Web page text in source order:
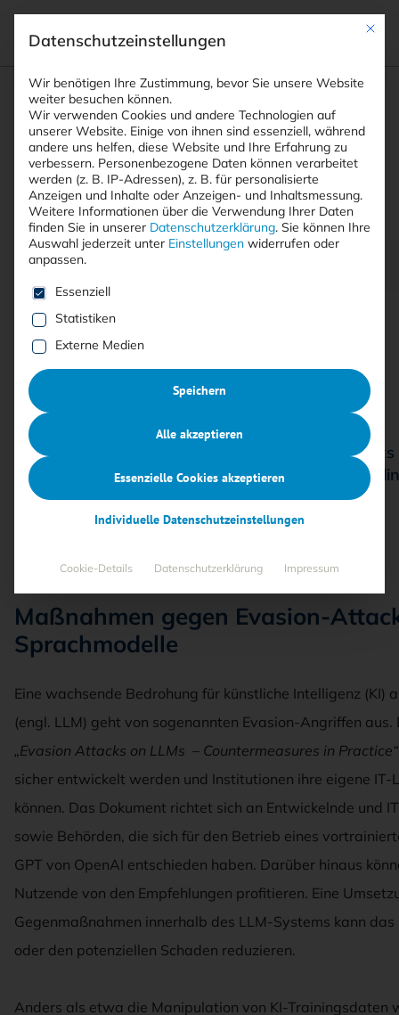
Suchfeld
Suchen
Breadcrumb-Navigation
STARTSEITE
PRINTAUSGABEN
TITELTHEMA: SECURITY-SCHULUNGEN – WIE …
KURZ NOTIERT
Inhaltsverzeichnis
Mit <kes>+ lesen
kurz notiert
Das BSI warnt vor zunehmenden Evasion-
praxisnahe Gegenmaßnahmen sowie neue
Cybersicherheit vor.
Lesezeit 5 Min.
Maßnahmen gegen Evasion-
Sprachmodelle
Eine wachsende Bedrohung für künstliche Intelligenz (KI)
(engl. LLM) geht von sogenannten Evasion-Angriffen
„Evasion Attacks on LLMs – Countermeasures in Practice“
sicher entwickelt werden und Institutionen ihre eigene
können. Das Dokument richtet sich an Entwickelnde und
sowie Behörden, die sich für den Betrieb eines
GPT von OpenAI entschieden haben. Darüber hinaus
Nutzende von den Empfehlungen profitieren. Eine
Gegenmaßnahmen innerhalb des LLM-Systems kann
oder den potenziellen Schaden reduzieren.
Anders als etwa die Manipulation von KI-Trainingsdaten
Mit
Datenschutzeinstellungen
Wir benötigen Ihre Zustimmung, bevor Sie unsere Website
weiter besuchen können.
Wir verwenden Cookies und andere Technologien auf
unserer Website. Einige von ihnen sind essenziell, während
andere uns helfen, diese Website und Ihre Erfahrung zu
verbessern. Personenbezogene Daten können verarbeitet
werden (z. B. IP-Adressen), z. B. für personalisierte
Anzeigen und Inhalte oder Anzeigen- und Inhaltsmessung.
Weitere Informationen über die Verwendung Ihrer Daten
finden Sie in unserer Datenschutzerklärung. Sie können Ihre
Auswahl jederzeit unter Einstellungen widerrufen oder
anpassen.
Es folgt eine Liste der Service-Gruppen, für die eine
Essenziell
Statistiken
Externe Medien
Speichern
Alle akzeptieren
Essenzielle Cookies akzeptieren
Individuelle Datenschutzeinstellungen
Cookie-Details Datenschutzerklärung Impressum